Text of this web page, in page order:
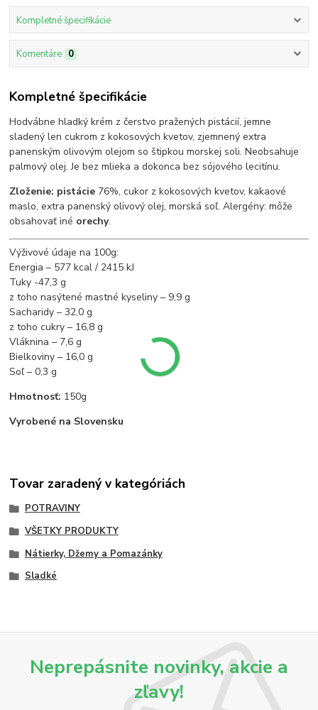
Kompletné špecifikácie
Komentáre 0
Kompletné špecifikácie
Hodvábne hladký krém z čerstvo pražených pistácií, jemne
sladený len cukrom z kokosových kvetov, zjemnený extra
panenským olivovým olejom so štipkou morskej soli. Neobsahuje
palmový olej. Je bez mlieka a dokonca bez sójového lecitínu.
Zloženie: pistácie 76%, cukor z kokosových kvetov, kakaové
maslo, extra panenský olivový olej, morská soľ. Alergény: môže
obsahovať iné orechy.
Výživové údaje na 100g:
Energia – 577 kcal / 2415 kJ
Tuky -47,3 g
z toho nasýtené mastné kyseliny – 9,9 g
Sacharidy – 32,0 g
z toho cukry – 16,8 g
Vláknina – 7,6 g
Bielkoviny – 16,0 g
Soľ – 0,3 g
Hmotnosť: 150g
Vyrobené na Slovensku
Tovar zaradený v kategóriách
POTRAVINY
VŠETKY PRODUKTY
Nátierky, Džemy a Pomazánky
Sladké
Neprepásnite novinky, akcie a
zľavy!